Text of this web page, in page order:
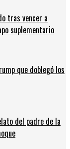
tras vencer a
suplementario
que doblegó los
del padre de la